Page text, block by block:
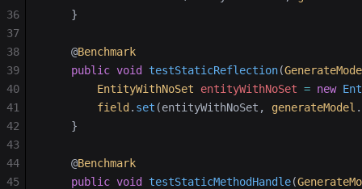
    }
    @
Benchmark
    public
void testStaticReflection(
        EntityWithNoSet
entityWithNoSet = new
        field
. set (entityWithNoSet, generateModel .
    }
    @
Benchmark
    public
void testStaticMethodHandle(
36
37
38
39
40
41
42
43
44
45